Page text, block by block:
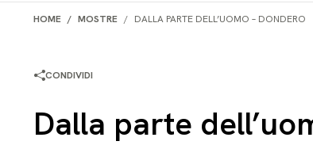
HOME MOSTRE DALLA PARTE DELL’UOMO – DONDERO
CONDIVIDI
Dalla parte